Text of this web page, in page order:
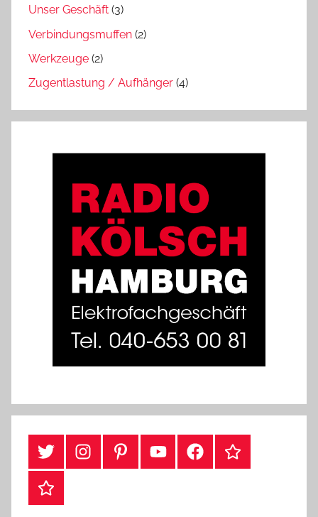
Unser Geschäft (3)
Verbindungsmuffen (2)
Werkzeuge (2)
Zugentlastung / Aufhänger (4)
#TwitterInstagramPinterestYouTubeFacebookTikTok
Webshop